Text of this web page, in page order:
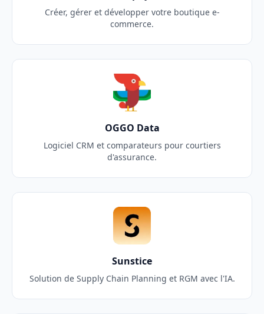
Créer, gérer et développer votre boutique e-
commerce.
OGGO Data
Logiciel CRM et comparateurs pour courtiers
d'assurance.
Sunstice
Solution de Supply Chain Planning et RGM avec l'IA.